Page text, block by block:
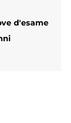
d'esame